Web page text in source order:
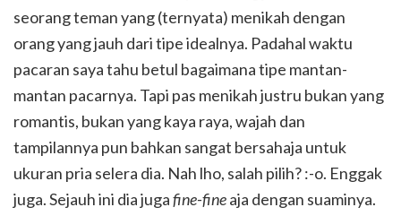
seorang teman yang (ternyata) menikah dengan
orang yang jauh dari tipe idealnya. Padahal waktu
pacaran saya tahu betul bagaimana tipe mantan-
mantan pacarnya. Tapi pas menikah justru bukan yang
romantis, bukan yang kaya raya, wajah dan
tampilannya pun bahkan sangat bersahaja untuk
ukuran pria selera dia. Nah lho, salah pilih? :-o. Enggak
juga. Sejauh ini dia jugafine-fineaja dengan suaminya.